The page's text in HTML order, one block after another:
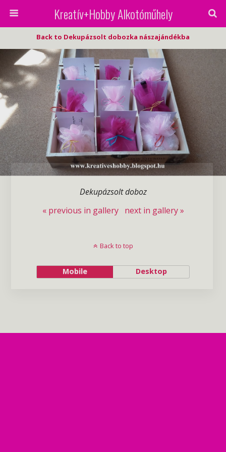
Kreatív+Hobby Alkotóműhely
Back to Dekupázsolt dobozka nászajándékba
Dekupázsolt doboz
« previous in gallery
next in gallery »
Back to top
Mobile Desktop